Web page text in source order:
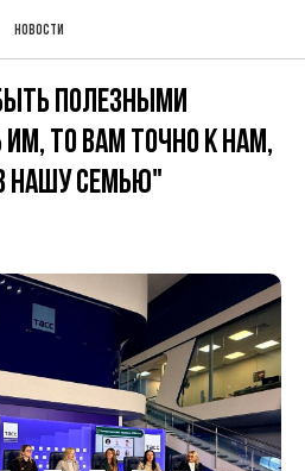
Новости
полезными
то вам точно к нам,
нашу семью"